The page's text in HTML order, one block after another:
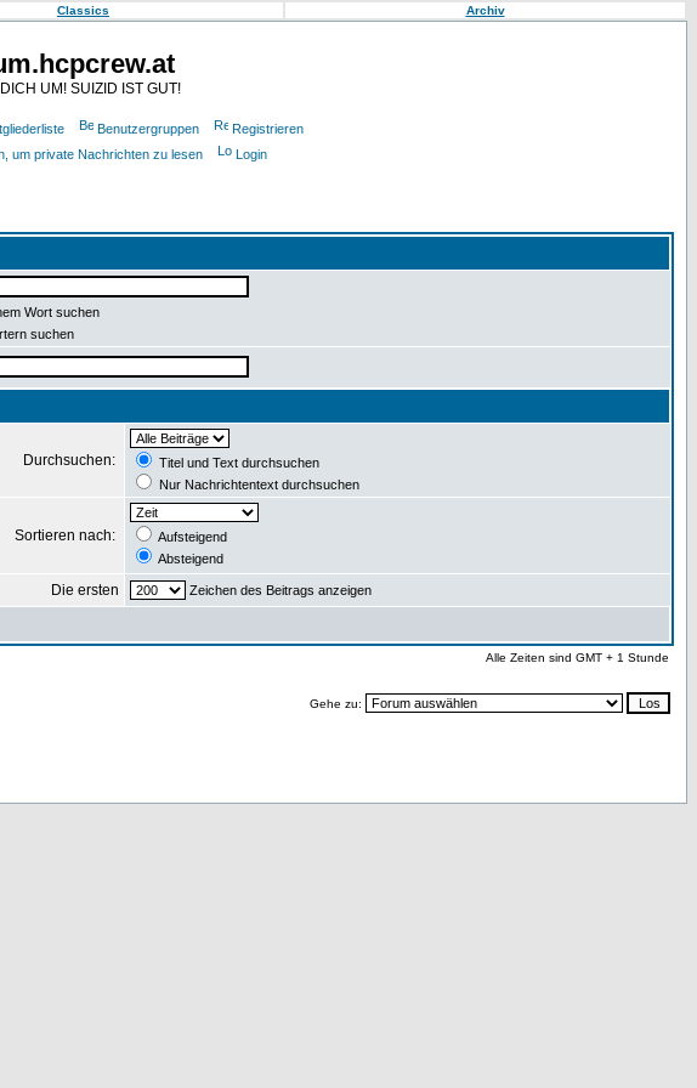
Classics Archiv
UM! SUIZID IST GUT!
Benutzergruppen
Registrieren
um private Nachrichten zu lesen Login
Wort suchen
suchen
Durchsuchen:
Titel und Text durchsuchen
Nur Nachrichtentext durchsuchen
Sortieren nach:
Aufsteigend
Absteigend
Die ersten Zeichen des Beitrags anzeigen
Alle Zeiten sind GMT + 1 Stunde
Gehe zu: